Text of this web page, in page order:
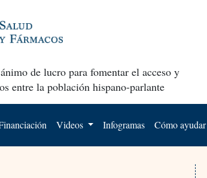
de lucro para fomentar el acceso y
entre la población hispano-parlante
Videos Infogramas Cómo ayudar